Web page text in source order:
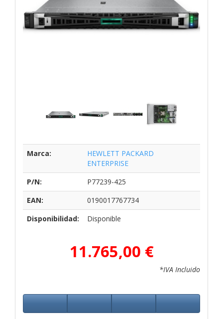
Marca:
HEWLETT PACKARD
ENTERPRISE
P/N:
P77239-425
EAN:
0190017767734
Disponibilidad:
Disponible
11.765,00 €
*IVA Incluido